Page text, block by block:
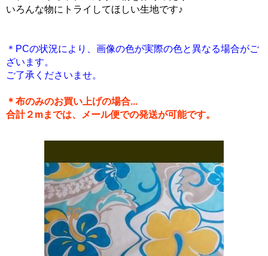
いろんな物にトライしてほしい生地です♪
＊PCの状況により、画像の色が実際の色と異なる場合がご
ざいます。
ご了承くださいませ。
＊布のみのお買い上げの場合...
合計２mまでは、メール便での発送が可能です。